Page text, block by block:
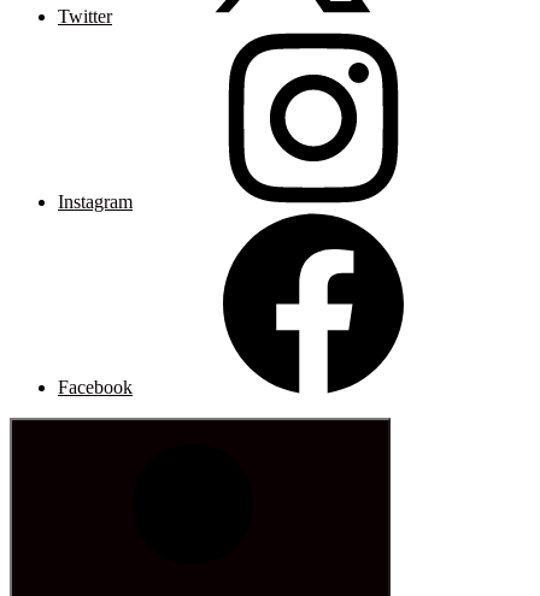
Twitter
Instagram
Facebook